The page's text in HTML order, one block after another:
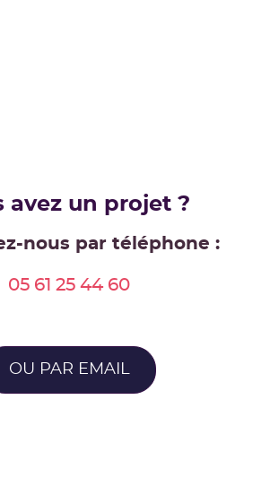
avez un projet ?
nous par téléphone :
05 61 25 44 60
OU PAR EMAIL